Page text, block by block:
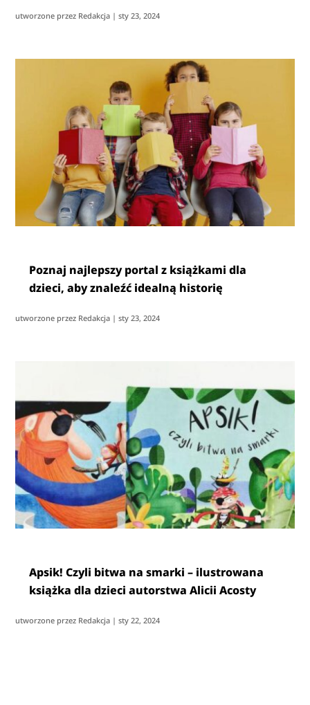
utworzone przez Redakcja |sty 23, 2024
Poznaj najlepszy portal z książkami dla
dzieci, aby znaleźć idealną historię
utworzone przez Redakcja |sty 23, 2024
Apsik! Czyli bitwa na smarki – ilustrowana
książka dla dzieci autorstwa Alicii Acosty
utworzone przez Redakcja |sty 22, 2024